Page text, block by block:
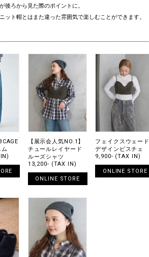
後ろから見た際のポイントに。
ット帽とはまた違った雰囲気で楽しむことができます。
【展示会人気NO.1】
チュールレイヤード
ルーズシャツ
13,200- (TAX IN)
ONLINE STORE
フェイクスウェード
デザインビスチェ
9,900- (TAX IN)
ONLINE STORE